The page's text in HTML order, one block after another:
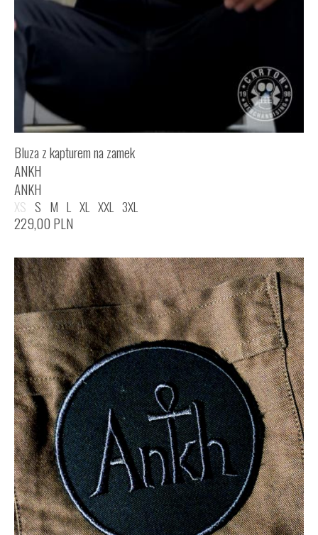
Bluza z kapturem na zamek
ANKH
ANKH
XS S M L XL XXL 3XL
229,00 PLN